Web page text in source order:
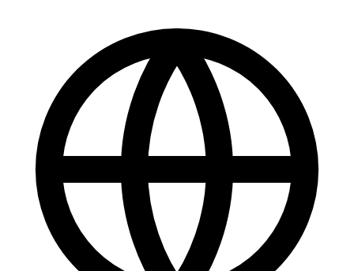
מעולה! האם אוכל לעקוב אחר ההתקדמות בשידור חי?